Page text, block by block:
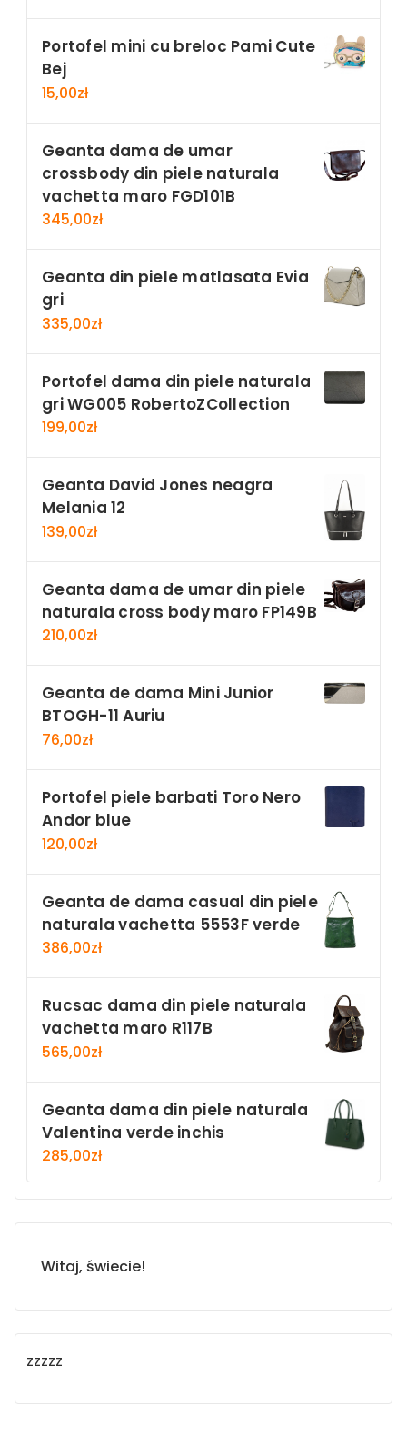
Portofel mini cu breloc Pami Cute
Bej
15,00zł
Geanta dama de umar
crossbody din piele naturala
vachetta maro FGD101B
345,00zł
Geanta din piele matlasata Evia
gri
335,00zł
Portofel dama din piele naturala
gri WG005 RobertoZCollection
199,00zł
Geanta David Jones neagra
Melania 12
139,00zł
Geanta dama de umar din piele
naturala cross body maro FP149B
210,00zł
Geanta de dama Mini Junior
BTOGH-11 Auriu
76,00zł
Portofel piele barbati Toro Nero
Andor blue
120,00zł
Geanta de dama casual din piele
naturala vachetta 5553F verde
386,00zł
Rucsac dama din piele naturala
vachetta maro R117B
565,00zł
Geanta dama din piele naturala
Valentina verde inchis
285,00zł
Witaj, świecie!
zzzzz